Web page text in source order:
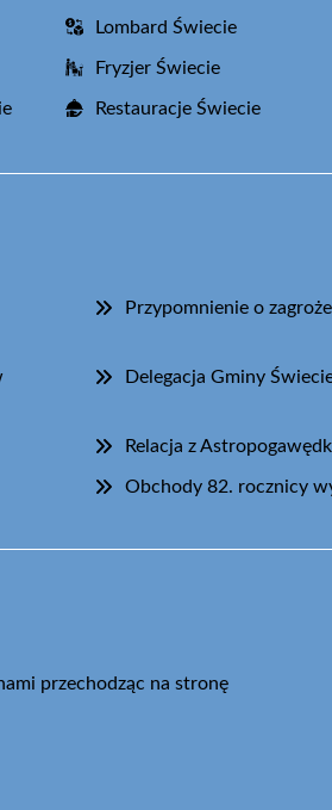
Lombard Świecie
Fryzjer Świecie
Restauracje Świecie
Przypomnienie o
Delegacja Gminy
Relacja z
Obchody 82. rocznicy
przechodząc na stronę